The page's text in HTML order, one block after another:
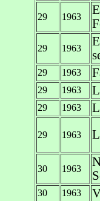
29 1963
29 1963
29 1963
29 1963
29 1963
29 1963
30 1963
30 1963